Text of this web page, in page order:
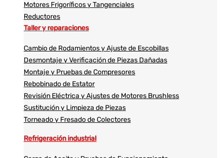
Motores Frigoríficos y Tangenciales
Reductores
Taller y reparaciones
Cambio de Rodamientos y Ajuste de Escobillas
Desmontaje y Verificación de Piezas Dañadas
Montaje y Pruebas de Compresores
Rebobinado de Estator
Revisión Eléctrica y Ajustes de Motores Brushless
Sustitución y Limpieza de Piezas
Torneado y Fresado de Colectores
Refrigeración industrial